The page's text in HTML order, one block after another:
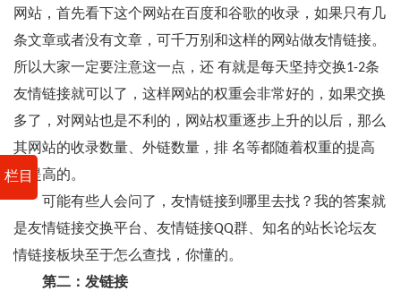
栏目
网站，首先看下这个网站在百度和谷歌的收录，如果只有几
条文章或者没有文章，可千万别和这样的网站做友情链接。
所以大家一定要注意这一点，还 有就是每天坚持交换1-2条
友情链接就可以了，这样网站的权重会非常好的，如果交换
多了，对网站也是不利的，网站权重逐步上升的以后，那么
其网站的收录数量、外链数量，排 名等都随着权重的提高
而提高的。
可能有些人会问了，友情链接到哪里去找？我的答案就
是友情链接交换平台、友情链接QQ群、知名的站长论坛友
情链接板块至于怎么查找，你懂的。
第二：发链接